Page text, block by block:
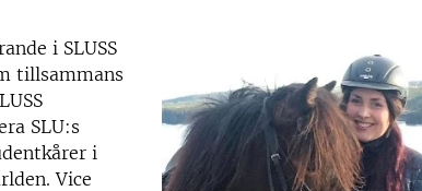
i SLUSS
tillsammans
SLU:s
i
Vice